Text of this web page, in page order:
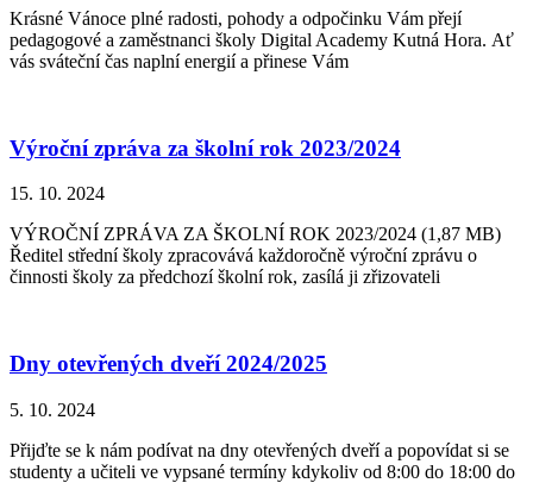
Krásné Vánoce plné radosti, pohody a odpočinku Vám přejí
pedagogové a zaměstnanci školy Digital Academy Kutná Hora. Ať
vás sváteční čas naplní energií a přinese Vám
Výroční zpráva za školní rok 2023/2024
15. 10. 2024
VÝROČNÍ ZPRÁVA ZA ŠKOLNÍ ROK 2023/2024 (1,87 MB)
Ředitel střední školy zpracovává každoročně výroční zprávu o
činnosti školy za předchozí školní rok, zasílá ji zřizovateli
Dny otevřených dveří 2024/2025
5. 10. 2024
Přijďte se k nám podívat na dny otevřených dveří a popovídat si se
studenty a učiteli ve vypsané termíny kdykoliv od 8:00 do 18:00 do